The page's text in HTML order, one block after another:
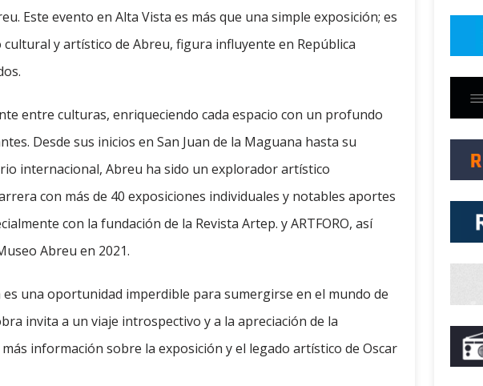
Este evento en Alta Vista es más que una simple exposición; es
cultural y artístico de Abreu, figura influyente en República
entre culturas, enriqueciendo cada espacio con un profundo
Desde sus inicios en San Juan de la Maguana hasta su
internacional, Abreu ha sido un explorador artístico
con más de 40 exposiciones individuales y notables aportes
con la fundación de la Revista Artep. y ARTFORO, así
Abreu en 2021.
es una oportunidad imperdible para sumergirse en el mundo de
invita a un viaje introspectivo y a la apreciación de la
información sobre la exposición y el legado artístico de Oscar